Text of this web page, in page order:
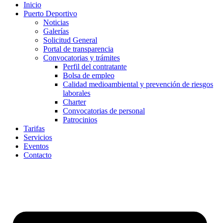
Inicio
Puerto Deportivo
Noticias
Galerías
Solicitud General
Portal de transparencia
Convocatorias y trámites
Perfil del contratante
Bolsa de empleo
Calidad medioambiental y prevención de riesgos
laborales
Charter
Convocatorias de personal
Patrocinios
Tarifas
Servicios
Eventos
Contacto